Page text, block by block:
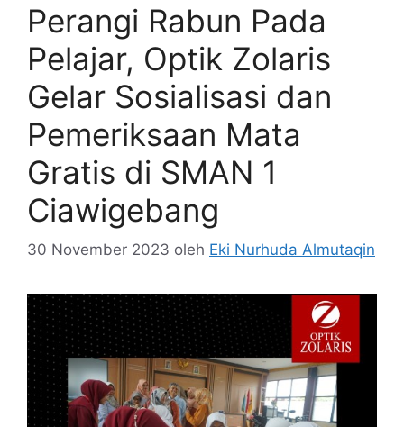
Perangi Rabun Pada
Pelajar, Optik Zolaris
Gelar Sosialisasi dan
Pemeriksaan Mata
Gratis di SMAN 1
Ciawigebang
30 November 2023 oleh Eki Nurhuda Almutaqin